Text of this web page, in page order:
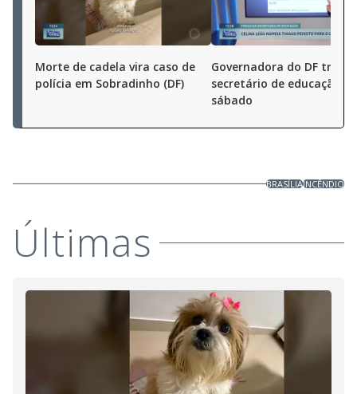
Morte de cadela vira caso de
polícia em Sobradinho (DF)
Governadora do DF troca
secretário de educação
sábado
BRASÍLIAINCÊNDIO
Últimas